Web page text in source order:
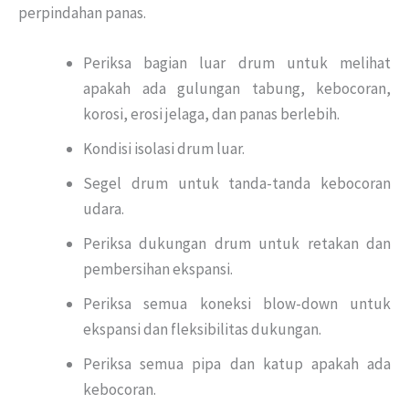
perpindahan panas.
Periksa bagian luar drum untuk melihat
apakah ada gulungan tabung, kebocoran,
korosi, erosi jelaga, dan panas berlebih.
Kondisi isolasi drum luar.
Segel drum untuk tanda-tanda kebocoran
udara.
Periksa dukungan drum untuk retakan dan
pembersihan ekspansi.
Periksa semua koneksi blow-down untuk
ekspansi dan fleksibilitas dukungan.
Periksa semua pipa dan katup apakah ada
kebocoran.